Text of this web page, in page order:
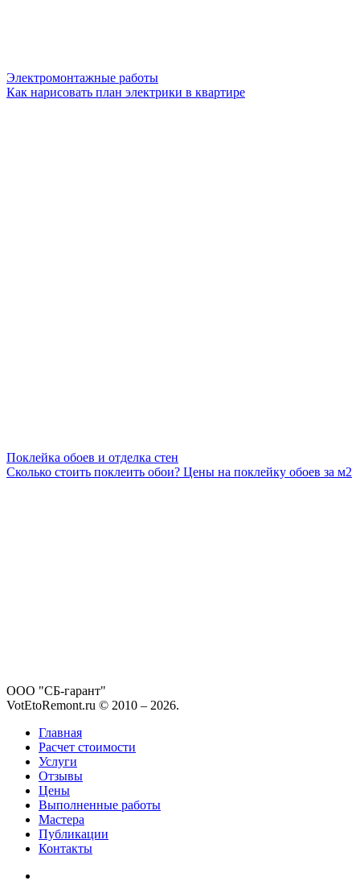
Электромонтажные работы
Как нарисовать план электрики в квартире
Поклейка обоев и отделка стен
Сколько стоить поклеить обои? Цены на поклейку обоев за м2
ООО "СБ-гарант"
VotEtoRemont.ru © 2010 – 2026.
Главная
Расчет стоимости
Услуги
Отзывы
Цены
Выполненные работы
Мастера
Публикации
Контакты